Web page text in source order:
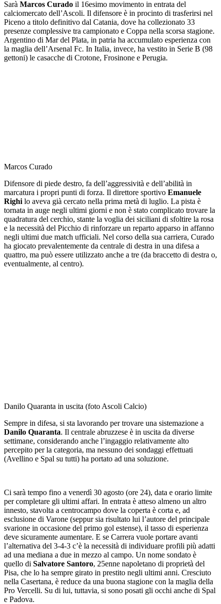
Sarà Marcos Curado il 16esimo movimento in entrata del
calciomercato dell’Ascoli. Il difensore è in procinto di trasferirsi nel
Piceno a titolo definitivo dal Catania, dove ha collezionato 33
presenze complessive tra campionato e Coppa nella scorsa stagione.
Argentino di Mar del Plata, in patria ha accumulato esperienza con
la maglia dell’Arsenal Fc. In Italia, invece, ha vestito in Serie B (98
gettoni) le casacche di Crotone, Frosinone e Perugia.
Marcos Curado
Difensore di piede destro, fa dell’aggressività e dell’abilità in
marcatura i propri punti di forza. Il direttore sportivo Emanuele
Righi lo aveva già cercato nella prima metà di luglio. La pista è
tornata in auge negli ultimi giorni e non è stato complicato trovare la
quadratura del cerchio, stante la voglia dei siciliani di sfoltire la rosa
e la necessità del Picchio di rinforzare un reparto apparso in affanno
negli ultimi due match ufficiali. Nel corso della sua carriera, Curado
ha giocato prevalentemente da centrale di destra in una difesa a
quattro, ma può essere utilizzato anche a tre (da braccetto di destra o,
eventualmente, al centro).
Danilo Quaranta in uscita (foto Ascoli Calcio)
Sempre in difesa, si sta lavorando per trovare una sistemazione a
Danilo Quaranta. Il centrale abruzzese è in uscita da diverse
settimane, considerando anche l’ingaggio relativamente alto
percepito per la categoria, ma nessuno dei sondaggi effettuati
(Avellino e Spal su tutti) ha portato ad una soluzione.
Ci sarà tempo fino a venerdì 30 agosto (ore 24), data e orario limite
per completare gli ultimi affari. In entrata è atteso almeno un altro
innesto, stavolta a centrocampo dove la coperta è corta e, ad
esclusione di Varone (seppur sia risultato lui l’autore del principale
svarione in occasione del primo gol estense), il tasso di esperienza
deve sicuramente aumentare. E se Carrera vuole portare avanti
l’alternativa del 3-4-3 c’è la necessità di individuare profili più adatti
ad una mediana a due in mezzo al campo. Un nome sondato è
quello di Salvatore Santoro, 25enne napoletano di proprietà del
Pisa, che lo ha sempre girato in prestito negli ultimi anni. Cresciuto
nella Casertana, è reduce da una buona stagione con la maglia della
Pro Vercelli. Su di lui, tuttavia, si sono posati gli occhi anche di Spal
e Padova.